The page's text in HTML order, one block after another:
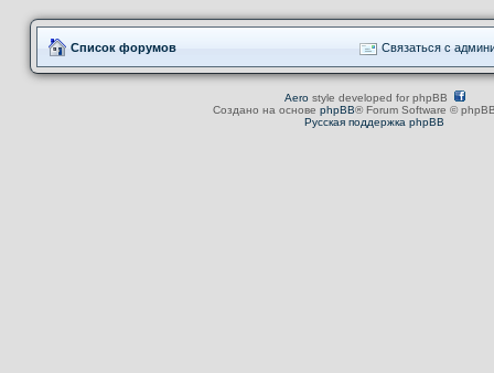
Список форумов Связаться с
Aerostyle developed for phpBB
Создано на основе phpBB® Forum Software ©
Русская поддержка phpBB